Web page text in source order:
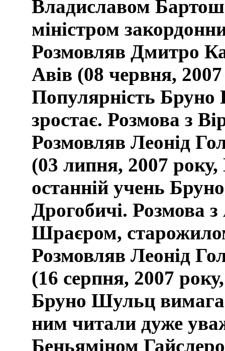
Владиславом
міністром
Розмовляв Дмитро
Авів (08 червня,
Популярність
зростає. Розмова з
Розмовляв Леонід
(03 липня, 2007
останній учень
Дрогобичі. Розмова
Шраєром,
Розмовляв Леонід
(16 серпня, 2007
Бруно Шульц
ним читали дуже
Беньяміном